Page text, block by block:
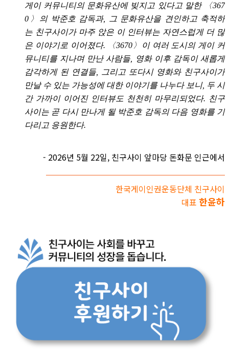
게이 커뮤니티의 문화유산에 빚지고 있다고 말한 〈367
0〉의 박준호 감독과, 그 문화유산을 견인하고 축적하
는 친구사이가 마주 앉은 이 인터뷰는 자연스럽게 더 많
은 이야기로 이어졌다. 〈3670〉이 여러 도시의 게이 커
뮤니티를 지나며 만난 사람들, 영화 이후 감독이 새롭게
감각하게 된 연결들, 그리고 또다시 영화와 친구사이가
만날 수 있는 가능성에 대한 이야기를 나누다 보니, 두 시
간 가까이 이어진 인터뷰도 천천히 마무리되었다. 친구
사이는 곧 다시 만나게 될 박준호 감독의 다음 영화를 기
다리고 응원한다.
- 2026년 5월 22일, 친구사이 앞마당 돈화문 인근에서
한국게이인권운동단체 친구사이
대표 한윤하